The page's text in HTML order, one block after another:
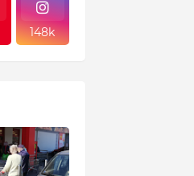
148k